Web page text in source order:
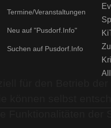
Termine/Veranstaltungen
Neu auf "Pusdorf.Info"
Suchen auf Pusdorf.Info